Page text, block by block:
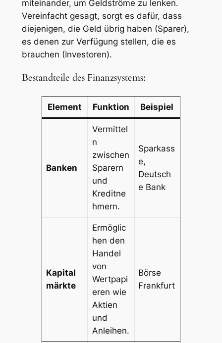
miteinander, um Geldströme zu lenken.
Vereinfacht gesagt, sorgt es dafür, dass
diejenigen, die Geld übrig haben (Sparer),
es denen zur Verfügung stellen, die es
brauchen (Investoren).
Bestandteile des Finanzsystems:
Element Funktion Beispiel
Banken
Vermittel
n
zwischen
Sparern
und
Kreditne
hmern.
Sparkass
e,
Deutsch
e Bank
Kapital
märkte
Ermöglic
hen den
Handel
von
Wertpapi
eren wie
Aktien
und
Anleihen.
Börse
Frankfurt